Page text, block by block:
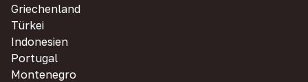
Griechenland
Türkei
Indonesien
Portugal
Montenegro